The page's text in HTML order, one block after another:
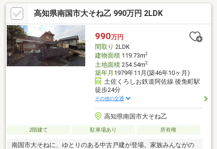
密性にも配慮した快適設計
高知県南国市大そね乙 990万円 2LDK
990万円
間取り 2LDK
建物面積119.73m2
土地面積254.54m2
築年月 1979年11月(築46年10ヶ月)
土佐くろしお鉄道阿佐線 後免町駅
徒歩24分
その他の交通
高知県南国市大そね乙
2階建て 駐車場あり 所有権
南国市大そねに、ゆとりのある中古戸建が登場。家族みんながの